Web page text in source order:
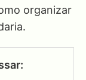
organizar